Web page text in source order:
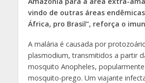
vindo de outras áreas
África, pro Brasil”, reforça o
A malária é causada por
plasmodium, transmitidos a partir
mosquito Anopheles,
mosquito-prego. Um viajante